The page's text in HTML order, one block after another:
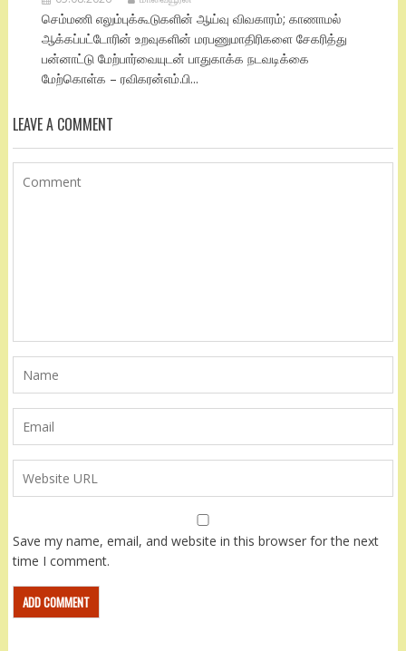
செம்மணி எலும்புக்கூடுகளின் ஆய்வு விவகாரம்; காணாமல்
ஆக்கப்பட்டோரின் உறவுகளின் மரபணுமாதிரிகளை சேகரித்து
பன்னாட்டு மேற்பார்வையுடன் பாதுகாக்க நடவடிக்கை
மேற்கொள்க – ரவிகரன்எம்.பி...
LEAVE A COMMENT
Save my name, email, and website in this browser for the next
time I comment.